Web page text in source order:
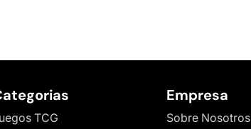
TCG
Empresa
Sobre Nosotros